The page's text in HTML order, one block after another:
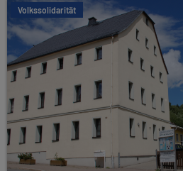
Volkssolidarität